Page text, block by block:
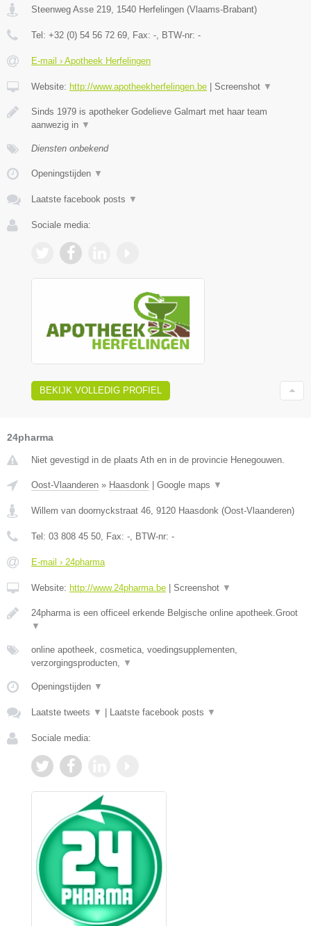
Steenweg Asse 219 1540 Herfelingen (Vlaams-Brabant)
Tel: +32 (0) 54 56 72 69 , Fax: - , BTW-nr: -
E-mail › Apotheek Herfelingen
Website: http://www.apotheekherfelingen.be Screenshot ▼
Sinds 1979 is apotheker Godelieve Galmart met haar team
aanwezig in ▼
Diensten onbekend
Openingstijden ▼
Laatste facebook posts ▼
Sociale media:
BEKIJK VOLLEDIG PROFIEL
24pharma
Niet gevestigd in de plaats Ath en in de provincie Henegouwen.
Oost-Vlaanderen » Haasdonk Google maps ▼
Willem van doornyckstraat 46, 9120 Haasdonk (Oost-Vlaanderen)
Tel: 03 808 45 50, Fax: -, BTW-nr: -
E-mail › 24pharma
Website: http://www.24pharma.be Screenshot ▼
24pharma is een officeel erkende Belgische online apotheek.Groot
▼
online apotheek, cosmetica, voedingsupplementen,
verzorgingsproducten, ▼
Openingstijden ▼
Laatste tweets ▼ Laatste facebook posts ▼
Sociale media: